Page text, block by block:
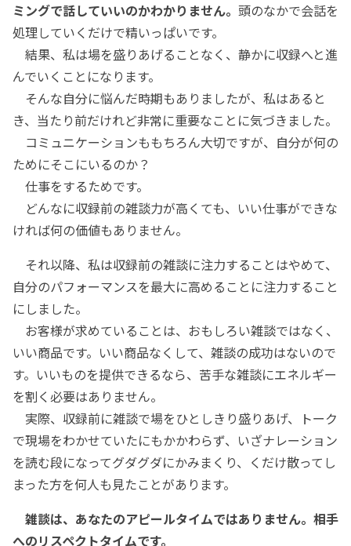
ミングで話していいのかわかりません。 頭のなかで会話を
処理していくだけで精いっぱいです。
結果、私は場を盛りあげることなく、静かに収録へと進
んでいくことになります。
そんな自分に悩んだ時期もありましたが、私はあると
き、当たり前だけれど非常に重要なことに気づきました。
コミュニケーションももちろん大切ですが、自分が何の
ためにそこにいるのか？
仕事をするためです。
どんなに収録前の雑談力が高くても、いい仕事ができな
ければ何の価値もありません。
それ以降、私は収録前の雑談に注力することはやめて、
自分のパフォーマンスを最大に高めることに注力すること
にしました。
お客様が求めていることは、おもしろい雑談ではなく、
いい商品です。いい商品なくして、雑談の成功はないので
す。いいものを提供できるなら、苦手な雑談にエネルギー
を割く必要はありません。
実際、収録前に雑談で場をひとしきり盛りあげ、トーク
で現場をわかせていたにもかかわらず、いざナレーション
を読む段になってグダグダにかみまくり、くだけ散ってし
まった方を何人も見たことがあります。
雑談は、あなたのアピールタイムではありません。相手
へのリスペクトタイムです。